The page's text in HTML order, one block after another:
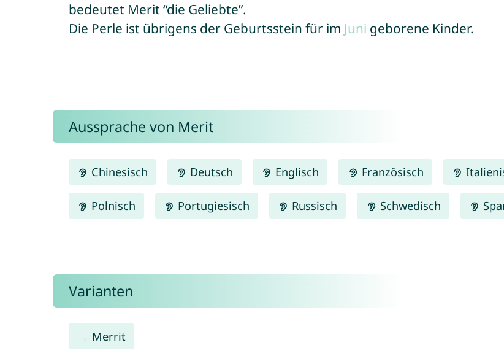
bedeutet Merit “die Geliebte”.
Die Perle ist übrigens der Geburtsstein für im Juni geborene Kinder.
Aussprache von Merit
Chinesisch Deutsch Englisch Französisch
Polnisch Portugiesisch Russisch Schwedisch
Varianten
Merrit